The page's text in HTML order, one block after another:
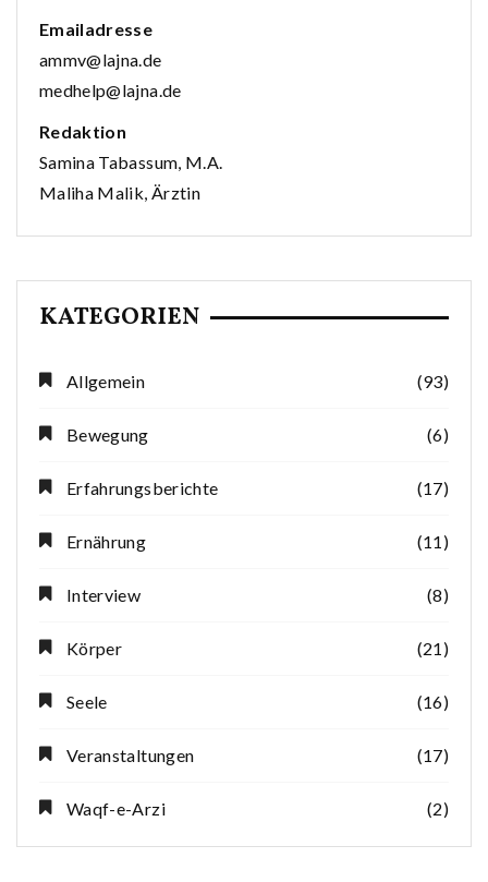
Emailadresse
ammv@lajna.de
medhelp@lajna.de
Redaktion
Samina Tabassum, M.A.
Maliha Malik, Ärztin
KATEGORIEN
Allgemein (93)
Bewegung (6)
Erfahrungsberichte (17)
Ernährung (11)
Interview (8)
Körper (21)
Seele (16)
Veranstaltungen (17)
Waqf-e-Arzi (2)